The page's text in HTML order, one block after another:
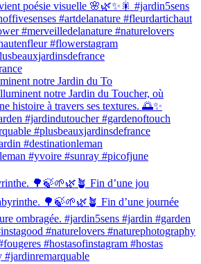
notre Jardin du To
🌳🍃🌱🌿🪴 Fin d’une jou